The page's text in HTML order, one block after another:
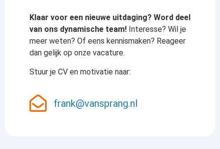
Klaar voor een nieuwe uitdaging? Word deel
van ons dynamische team! Interesse? Wil je
meer weten? Of eens kennismaken? Reageer
dan gelijk op onze vacature.
Stuur je CV en motivatie naar:
frank@vansprang.nl